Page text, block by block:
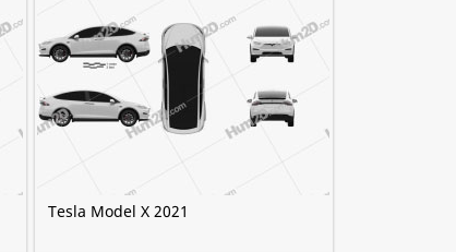
Tesla Model X 2021